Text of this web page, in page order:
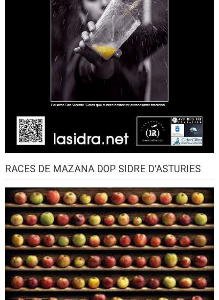
RACES DE MAZANA DOP SIDRE D'ASTURIES